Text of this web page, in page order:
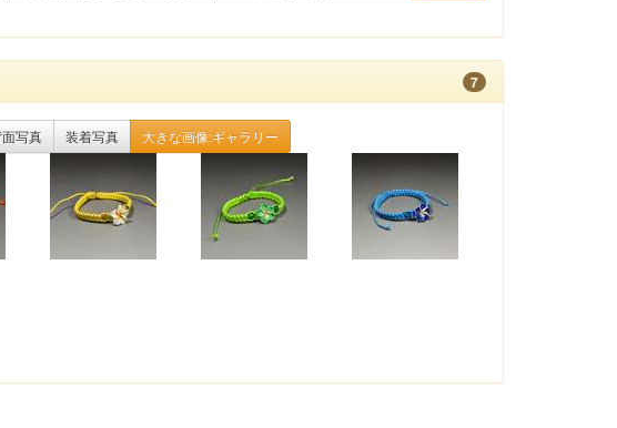
7
写真 装着写真 大きな画像:ギャラリー